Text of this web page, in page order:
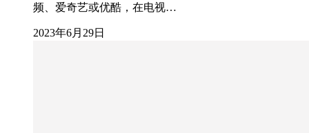
频、爱奇艺或优酷，在电视…
2023年6月29日